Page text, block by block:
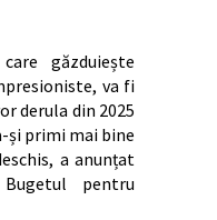
găzduiește
va fi
derula din 2025
și primi mai bine
a anunțat
pentru